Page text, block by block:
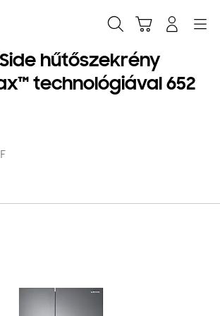
hűtőszekrény
technológiával 652